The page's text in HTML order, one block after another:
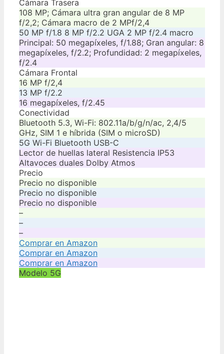
Cámara Trasera
108 MP; Cámara ultra gran angular de 8 MP
f/2,2; Cámara macro de 2 MPf/2,4
50 MP f/1.8 8 MP f/2.2 UGA 2 MP f/2.4 macro
Principal: 50 megapíxeles, f/1.88; Gran angular: 8
megapíxeles, f/2.2; Profundidad: 2 megapíxeles,
f/2.4
Cámara Frontal
16 MP f/2,4
13 MP f/2.2
16 megapíxeles, f/2.45
Conectividad
Bluetooth 5.3, Wi-Fi: 802.11a/b/g/n/ac, 2,4/5
GHz, SIM 1 e híbrida (SIM o microSD)
5G Wi-Fi Bluetooth USB-C
Lector de huellas lateral Resistencia IP53
Altavoces duales Dolby Atmos
Precio
Precio no disponible
Precio no disponible
Precio no disponible
–
–
–
Comprar en Amazon
Comprar en Amazon
Comprar en Amazon
Modelo 5G